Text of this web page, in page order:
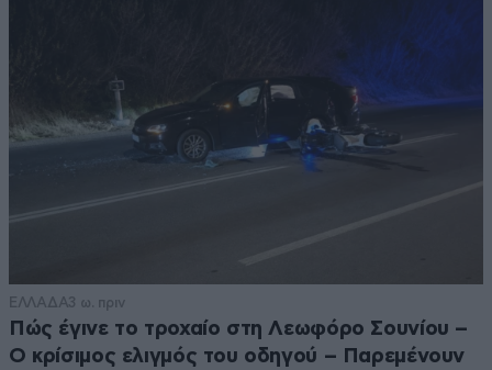
ΕΛΛΑΔΑ3 ω. πριν
Πώς έγινε το τροχαίο στη Λεωφόρο Σουνίου –
Ο κρίσιμος ελιγμός του οδηγού – Παρεμένουν